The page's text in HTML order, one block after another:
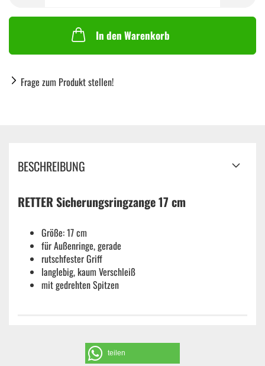
In den Warenkorb
Frage zum Produkt stellen!
BESCHREIBUNG
RETTER Sicherungsringzange 17 cm
Größe: 17 cm
für Außenringe, gerade
rutschfester Griff
langlebig, kaum Verschleiß
mit gedrehten Spitzen
teilen